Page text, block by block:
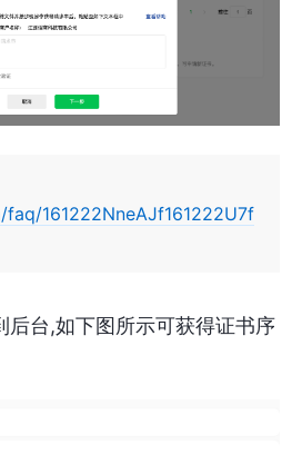
161222NneAJf161222U7f
后台,如下图所示可获得证书序